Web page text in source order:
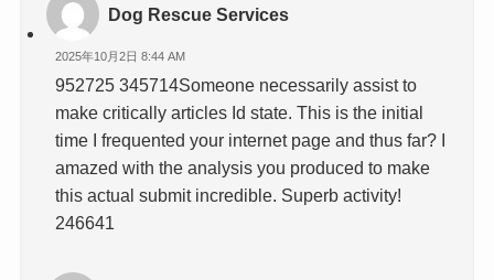
Dog Rescue Services
2025年10月2日 8:44 AM
952725 345714Someone necessarily assist to
make critically articles Id state. This is the initial
time I frequented your internet page and thus far? I
amazed with the analysis you produced to make
this actual submit incredible. Superb activity!
246641